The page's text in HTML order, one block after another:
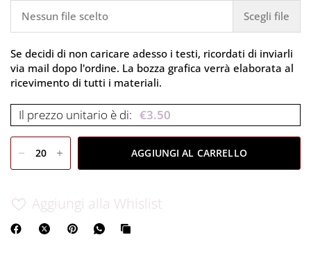
Nessun file scelto Scegli file
Se decidi di non caricare adesso i testi, ricordati di inviarli
via mail dopo l'ordine. La bozza grafica verrà elaborata al
ricevimento di tutti i materiali.
Il prezzo unitario è di: €3.50
AGGIUNGI AL CARRELLO
Aggiungi alla Whislist